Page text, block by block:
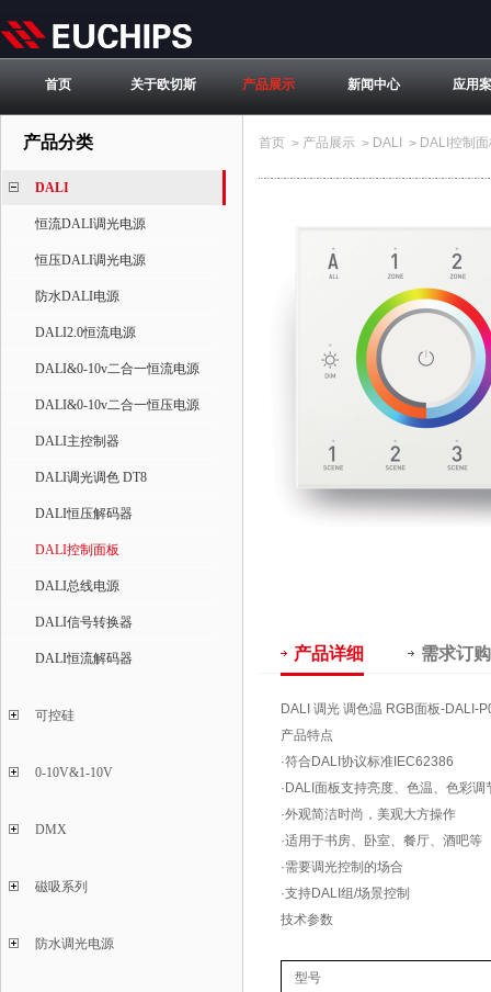
首页 关于欧切斯 产品展示 新闻中心 应用
产品分类
DALI
恒流DALI调光电源
恒压DALI调光电源
防水DALI电源
DALI2.0恒流电源
DALI&0-10v二合一恒流电源
DALI&0-10v二合一恒压电源
DALI主控制器
DALI调光调色 DT8
DALI恒压解码器
DALI控制面板
DALI总线电源
DALI信号转换器
DALI恒流解码器
可控硅
0-10V&1-10V
DMX
磁吸系列
防水调光电源
首页 > 产品展示 > DALI > DALI控制
产品详细 需求订购
DALI 调光 调色温 RGB面板-DALI-
产品特点
·符合DALI协议标准IEC62386
·DALI面板支持亮度、色温、色彩调
·外观简洁时尚，美观大方操作
·适用于书房、卧室、餐厅、酒吧等
·需要调光控制的场合
·支持DALI组/场景控制
技术参数
型号